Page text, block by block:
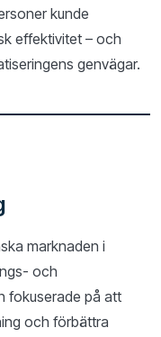
kunde
effektivitet – och
genvägar.
marknaden i
och
fokuserade på att
och förbättra